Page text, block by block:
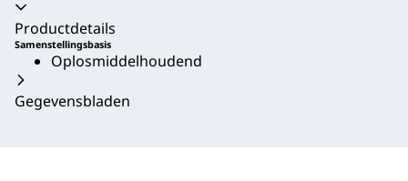
Productdetails
Samenstellingsbasis
Oplosmiddelhoudend
Gegevensbladen